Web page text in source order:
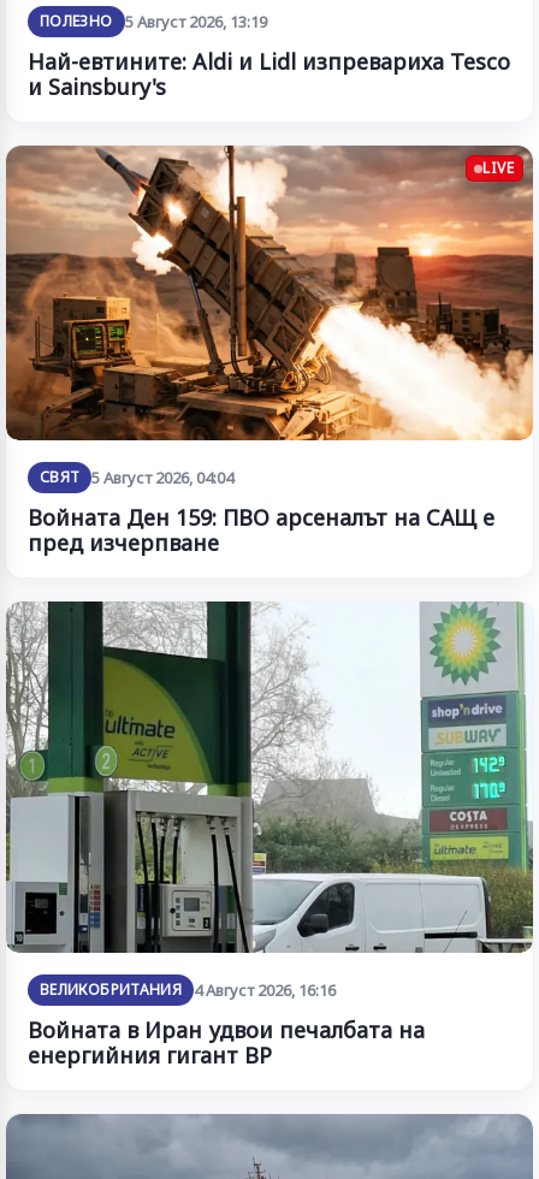
ПОЛЕЗНО 5 Август 2026, 13:19
Най-евтините: Aldi и Lidl изпревариха Tesco
и Sainsbury's
LIVE
СВЯТ 5 Август 2026, 04:04
Войната Ден 159: ПВО арсеналът на САЩ е
пред изчерпване
ВЕЛИКОБРИТАНИЯ 4 Август 2026, 16:16
Войната в Иран удвои печалбата на
енергийния гигант BP